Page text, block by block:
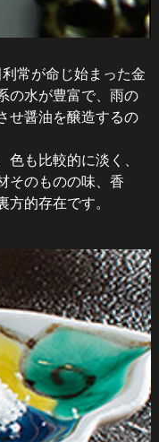
常が命じ始まった金
の水が豊富で、雨の
せ醤油を醸造するの
も比較的に淡く、
そのものの味、香
的存在です。